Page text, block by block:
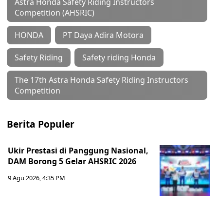
Competition (AHSRIC)
HONDA PT Daya Adira Motora
Safety Riding Safety riding Honda
The 17th Astra Honda Safety Riding Instructors
Competition
Berita Populer
Ukir Prestasi di Panggung Nasional,
DAM Borong 5 Gelar AHSRIC 2026
9 Agu 2026, 4:35 PM